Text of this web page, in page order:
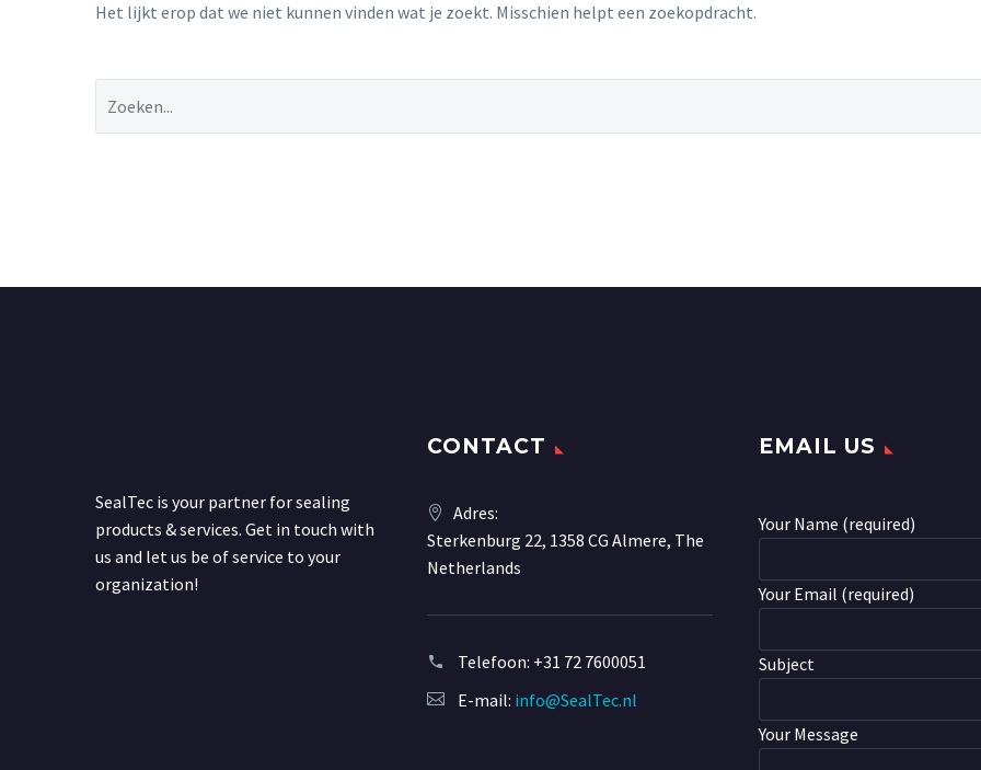
Het lijkt erop dat we niet kunnen vinden wat je zoekt. Misschien helpt een zoekopdracht.
SealTec is your partner for sealing
products & services. Get in touch with
us and let us be of service to your
organization!
CONTACT
Adres:
Sterkenburg 22, 1358 CG Almere, The
Netherlands
Telefoon: +31 72 7600051
E-mail: info@SealTec.nl
EMAIL US
Your Name (required)
Your Email (required)
Subject
Your Message